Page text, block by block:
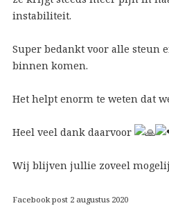
instabiliteit.
Super bedankt voor alle steun
binnen komen.
Het helpt enorm te weten dat
Heel veel dank daarvoor
Wij blijven jullie zoveel
Facebook post 2 augustus 2020